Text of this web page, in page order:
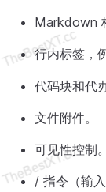
Markdown
行内标签，
代码块和代
文件附件。
可见性控制。
/ 指令（输入